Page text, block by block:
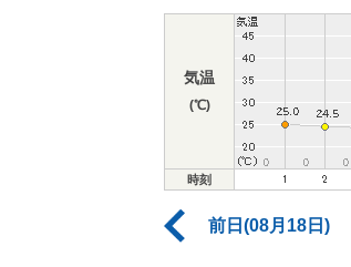
気温
(℃)
時刻
前日(08月18日)